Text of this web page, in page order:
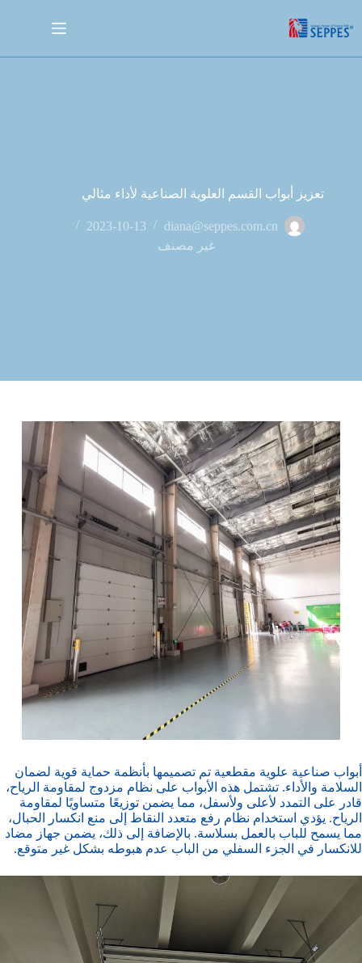
تعزيز أبواب القسم العلوية الصناعية لأداء مثالي
diana@seppes.com.cn
2023-10-13
غير مصنف
أبواب صناعية علوية مقطعية تم تصميمها بأنظمة حماية قوية لضمان
السلامة والأداء. تشتمل هذه الأبواب على نظام مزدوج لمقاومة الرياح،
قادر على التمدد لأعلى ولأسفل، مما يضمن توزيعًا متساويًا لمقاومة
الرياح. يؤدي استخدام نظام رفع متعدد النقاط إلى منع انكسار الحبال،
مما يسمح للباب بالعمل بسلاسة. بالإضافة إلى ذلك، يضمن جهاز مضاد
للانكسار في الجزء السفلي من الباب عدم هبوطه بشكل غير متوقع.